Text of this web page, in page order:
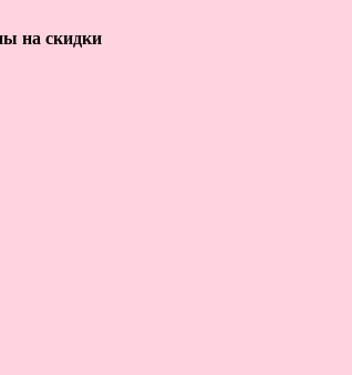
на скидки